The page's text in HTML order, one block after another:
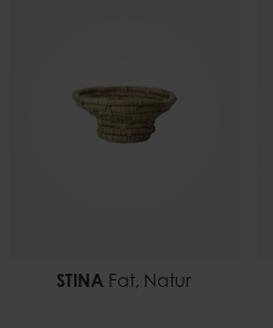
STINA Fat, Natur